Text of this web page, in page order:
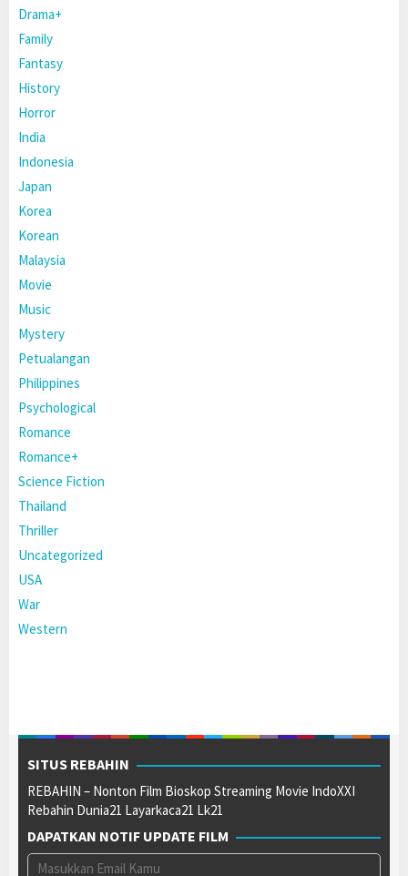
Drama+
Family
Fantasy
History
Horror
India
Indonesia
Japan
Korea
Korean
Malaysia
Movie
Music
Mystery
Petualangan
Philippines
Psychological
Romance
Romance+
Science Fiction
Thailand
Thriller
Uncategorized
USA
War
Western
SITUS REBAHIN
REBAHIN – Nonton Film Bioskop Streaming Movie IndoXXI
Rebahin Dunia21 Layarkaca21 Lk21
DAPATKAN NOTIF UPDATE FILM